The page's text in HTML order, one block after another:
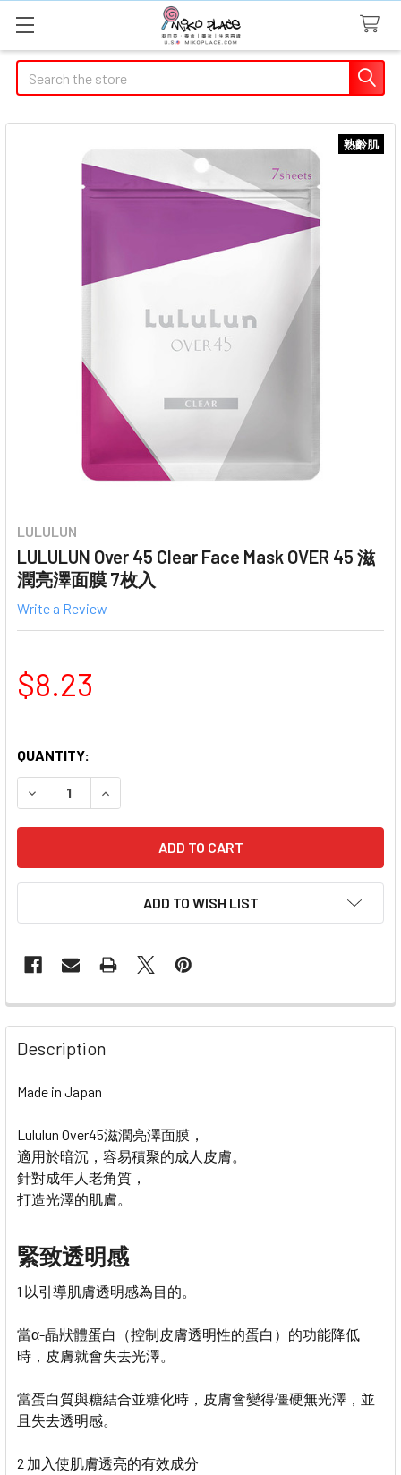
Search
LULULUN
LULULUN Over 45 Clear Face Mask OVER 45 滋
潤亮澤面膜 7枚入
Write a Review
熟齡肌
$8.23
QUANTITY:
DECREASE QUANTITY OF LULULUN OVER 45 CLEAR FACE
INCREASE QUANTITY OF LULULUN OVER 45
ADD TO WISH LIST
FREQUENTLY
BOUGHT
TOGETHER:
ALL
ADD
SELECTED
TO CART
Description
Made in Japan
Lululun Over45滋潤亮澤面膜，
適用於暗沉，容易積聚的成人皮膚。
針對成年人老角質，
打造光澤的肌膚。
緊致透明感
1 以引導肌膚透明感為目的。
當α-晶狀體蛋白（控制皮膚透明性的蛋白）的功能降低
時，皮膚就會失去光澤。
當蛋白質與糖結合並糖化時，皮膚會變得僵硬無光澤，並
且失去透明感。
2 加入使肌膚透亮的有效成分